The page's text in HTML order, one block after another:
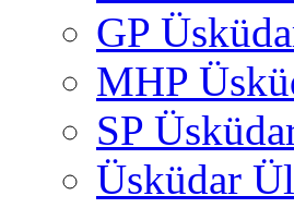
GP
MHP
SP
Üsküdar